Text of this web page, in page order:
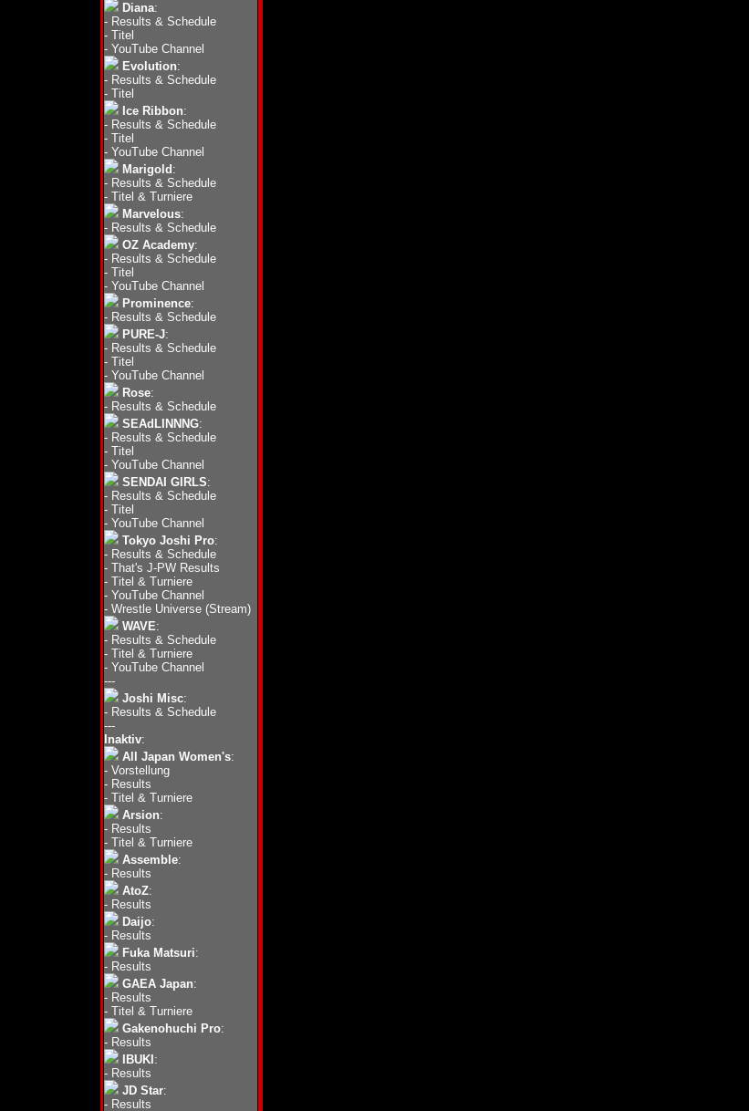
Diana:
- Results & Schedule
- Titel
- YouTube Channel
Evolution:
- Results & Schedule
- Titel
Ice Ribbon:
- Results & Schedule
- Titel
- YouTube Channel
Marigold :
- Results & Schedule
- Titel & Turniere
Marvelous:
- Results & Schedule
OZ Academy:
- Results & Schedule
- Titel
- YouTube Channel
Prominence:
- Results & Schedule
PURE-J:
- Results & Schedule
- Titel
- YouTube Channel
Rose:
- Results & Schedule
SEAdLINNNG:
- Results & Schedule
- Titel
- YouTube Channel
SENDAI GIRLS:
- Results & Schedule
- Titel
- YouTube Channel
Tokyo Joshi Pro:
- Results & Schedule
- That's J-PW Results
- Titel & Turniere
- YouTube Channel
- Wrestle Universe (Stream)
WAVE:
- Results & Schedule
- Titel & Turniere
- YouTube Channel
---
Joshi Misc:
- Results & Schedule
---
Inaktiv:
All Japan Women's:
- Vorstellung
- Results
- Titel & Turniere
Arsion:
- Results
- Titel & Turniere
Assemble:
- Results
AtoZ:
- Results
Daijo:
- Results
Fuka Matsuri:
- Results
GAEA Japan:
- Results
- Titel & Turniere
Gakenohuchi Pro:
- Results
IBUKI :
- Results
JD Star:
- Results